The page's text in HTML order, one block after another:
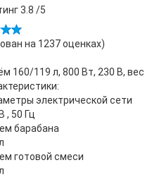
3.8 /5
на 1237оценках)
160/119 л, 800 Вт, 230 В, вес
электрической сети
, 50 Гц
барабана
готовой смеси